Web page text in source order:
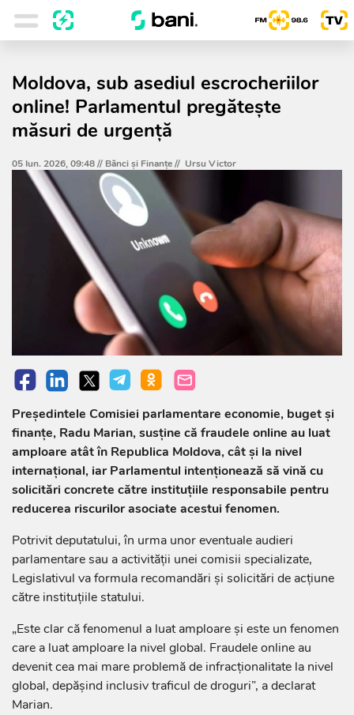
Moldova, sub asediul escrocheriilor
online! Parlamentul pregătește
măsuri de urgență
05 Iun. 2026, 09:48 // Bănci şi Finanţe// Ursu Victor
Președintele Comisiei parlamentare economie, buget și
finanțe, Radu Marian, susține că fraudele online au luat
amploare atât în Republica Moldova, cât și la nivel
internațional, iar Parlamentul intenționează să vină cu
solicitări concrete către instituțiile responsabile pentru
reducerea riscurilor asociate acestui fenomen.
Potrivit deputatului, în urma unor eventuale audieri
parlamentare sau a activității unei comisii specializate,
Legislativul va formula recomandări și solicitări de acțiune
către instituțiile statului.
„Este clar că fenomenul a luat amploare și este un fenomen
care a luat amploare la nivel global. Fraudele online au
devenit cea mai mare problemă de infracționalitate la nivel
global, depășind inclusiv traficul de droguri”, a declarat
Marian.